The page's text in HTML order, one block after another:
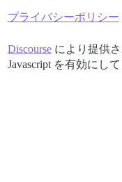
プライバシーポリシー
Discourseにより提供さ
Javascript を有効にして